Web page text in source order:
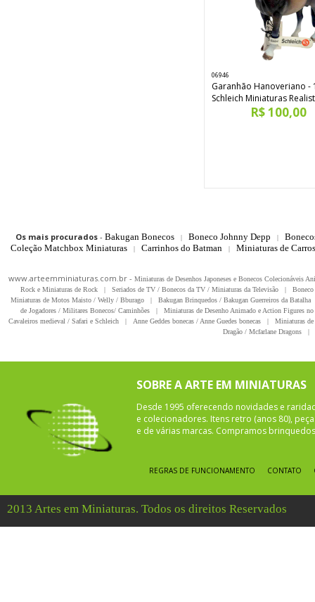
06946
Garanhão Hanoveriano -
Schleich Miniaturas
R$ 100,00
Os mais procurados- Bakugan Bonecos | Boneco Johnny Depp |
Coleção Matchbox Miniaturas
| Carrinhos do Batman | Miniaturas de
www.arteemminiaturas.com.br - Miniaturas de Desenhos Japoneses e Bonecos Colecionáveis
Rock e Miniaturas de Rock
| Seriados de TV / Bonecos da TV / Miniaturas da Televisão |
Miniaturas de Motos Maisto / Welly / Bburago
| Bakugan Brinquedos / Bakugan Guerreiros da Batalha
de Jogadores / Militares Bonecos/ Caminhões
|
Miniaturas de Desenho Animado e Action Figures
Cavaleiros medieval / Safari e Schleich
| Anne Geddes bonecas / Anne Guedes bonecas |
Miniaturas
Dragão / Mcfarlane Dragons
|
SOBRE A ARTE EM MINIATURAS
Desde 1995 oferecendo novidades e
e colecionadores. Itens retro (anos 80),
e de várias marcas. Compramos
REGRAS DE FUNCIONAMENTO CONTATO
2013 Artes em Miniaturas. Todos os direitos Reservados